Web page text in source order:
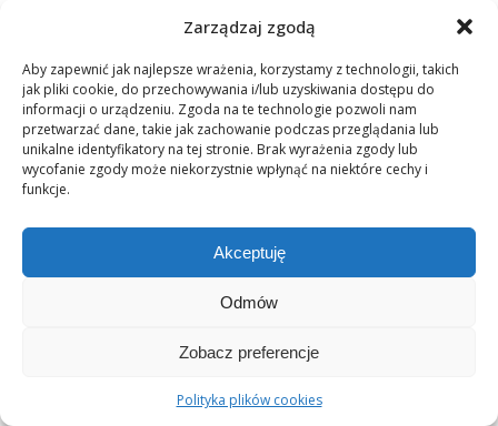
Zarządzaj zgodą
Aby zapewnić jak najlepsze wrażenia, korzystamy z technologii, takich
jak pliki cookie, do przechowywania i/lub uzyskiwania dostępu do
informacji o urządzeniu. Zgoda na te technologie pozwoli nam
przetwarzać dane, takie jak zachowanie podczas przeglądania lub
unikalne identyfikatory na tej stronie. Brak wyrażenia zgody lub
wycofanie zgody może niekorzystnie wpłynąć na niektóre cechy i
funkcje.
Akceptuję
Odmów
Zobacz preferencje
Polityka plików cookies
Pachnący sukcesem BEWIT wchodzi do Polski
Solartime Partner Club. WYJĄTKOWE PARTNERSTWO –
tajemnica sukcesu Solartime
SUKCES W BIZNESIE MLM. Dlaczego network marketing
jako ścieżka swojej kariery zawodowej? Co skłania ludzi
Zamień zwykłą sprzedaż na budowanie własnego
Prouvé – przyszłość dzieje się tu
Droga pomiędzy zdrowiem, pięknem, a umysłem.